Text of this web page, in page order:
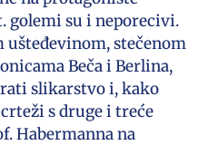
golemi su i neporecivi.
ušteđevinom, stečenom
Beča i Berlina,
slikarstvo i, kako
s druge i treće
Habermanna na